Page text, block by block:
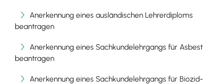
Anerkennung eines ausländischen Lehrerdiploms
beantragen
Anerkennung eines Sachkundelehrgangs für Asbest
beantragen
Anerkennung eines Sachkundelehrgangs für Biozid-